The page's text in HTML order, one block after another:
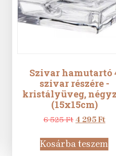
Szivar hamutartó
szivar részére -
kristályüveg,
(15x15cm)
6 525Ft Original
was:
6
4 295 Ft
is:
4
Kosárba teszem